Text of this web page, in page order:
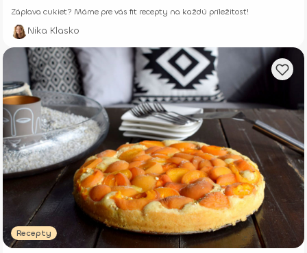
Záplava cukiet? Máme pre vás fit recepty na každú príležitosť!
Nika Klasko
Recepty